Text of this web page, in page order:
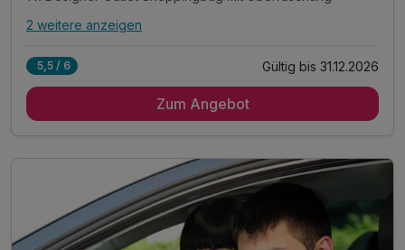
Alle Inklusivleistungen
2 x reichhaltiges Frühstück vom Buffet
inkl. Aktivzeit in unserem Fitnessraum
2 weitere anzeigen
5,5 / 6 Gültig bis 31.12.2026
Zum Angebot